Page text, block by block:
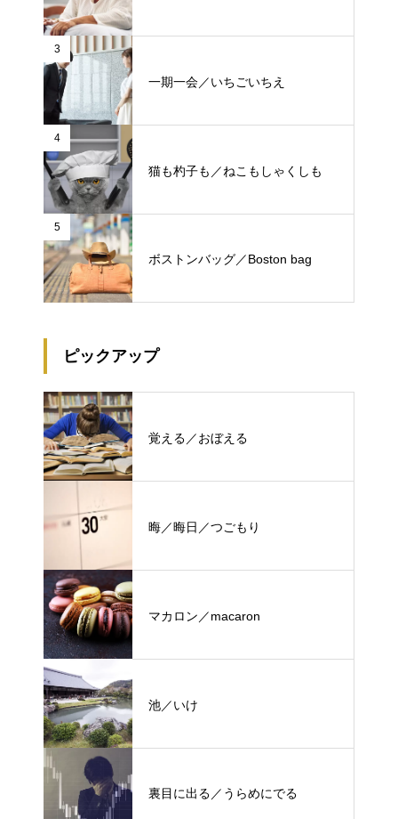
3
一期一会／いちごいちえ
4
猫も杓子も／ねこもしゃくしも
5
ボストンバッグ／Boston bag
ピックアップ
覚える／おぼえる
晦／晦日／つごもり
マカロン／macaron
池／いけ
裏目に出る／うらめにでる